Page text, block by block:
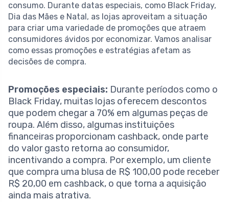
consumo. Durante datas especiais, como Black Friday,
Dia das Mães e Natal, as lojas aproveitam a situação
para criar uma variedade de promoções que atraem
consumidores ávidos por economizar. Vamos analisar
como essas promoções e estratégias afetam as
decisões de compra.
Promoções especiais: Durante períodos como o
Black Friday, muitas lojas oferecem descontos
que podem chegar a 70% em algumas peças de
roupa. Além disso, algumas instituições
financeiras proporcionam cashback, onde parte
do valor gasto retorna ao consumidor,
incentivando a compra. Por exemplo, um cliente
que compra uma blusa de R$ 100,00 pode receber
R$ 20,00 em cashback, o que torna a aquisição
ainda mais atrativa.